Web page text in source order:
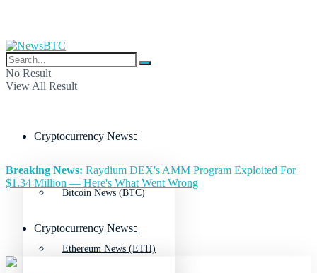
No Result
View All Result
Cryptocurrency News
Bitcoin News (BTC)
Ethereum News (ETH)
Breaking News: Raydium DEX's AMM Program Exploited For
$1.34 Million — Here's What Went Wrong
Cryptocurrency News